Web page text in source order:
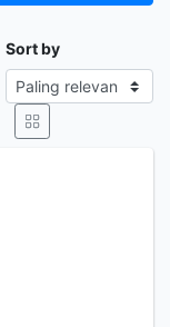
Sort by